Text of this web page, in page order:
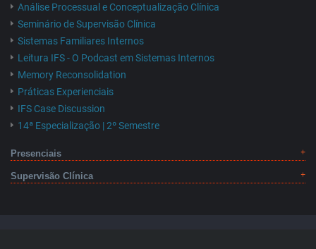
Análise Processual e Conceptualização Clínica
Seminário de Supervisão Clínica
Sistemas Familiares Internos
Leitura IFS - O Podcast em Sistemas Internos
Memory Reconsolidation
Práticas Experienciais
IFS Case Discussion
14ª Especialização | 2º Semestre
Presenciais
Supervisão Clínica